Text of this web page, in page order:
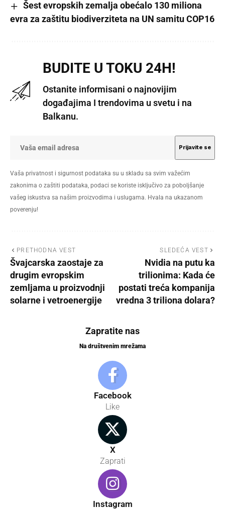
Šest evropskih zemalja obećalo 130 miliona
evra za zaštitu biodiverziteta na UN samitu COP16
BUDITE U TOKU 24H!
Ostanite informisani o najnovijim
događajima I trendovima u svetu i na
Balkanu.
Vaša privatnost i sigurnost podataka su u skladu sa svim važećim
zakonima o zaštiti podataka, podaci se koriste isključivo za poboljšanje
vašeg iskustva sa našim proizvodima i uslugama. Hvala na ukazanom
poverenju!
PRETHODNA VEST
Švajcarska zaostaje za
drugim evropskim
zemljama u proizvodnji
solarne i vetroenergije
SLEDEĆA VEST
Nvidia na putu ka
trilionima: Kada će
postati treća kompanija
vredna 3 triliona dolara?
Zapratite nas
Na društvenim mrežama
Facebook
Like
X
Zaprati
Instagram